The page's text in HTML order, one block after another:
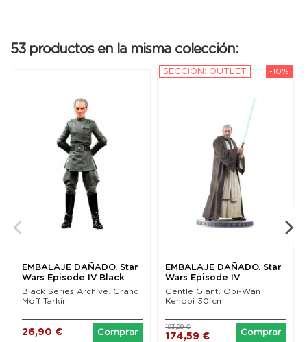
53 productos en la misma colección:
EMBALAJE DAÑADO. Star
Wars Episode IV Black
Series Archive...
Black Series Archive. Grand
Moff Tarkin
26,90 € Comprar
-10%
SECCIÓN: OUTLET
EMBALAJE DAÑADO. Star
Wars Episode IV
Milestones Statue 1/6...
Gentle Giant. Obi-Wan
Kenobi 30 cm.
174,59 €
193,99 €
Comprar